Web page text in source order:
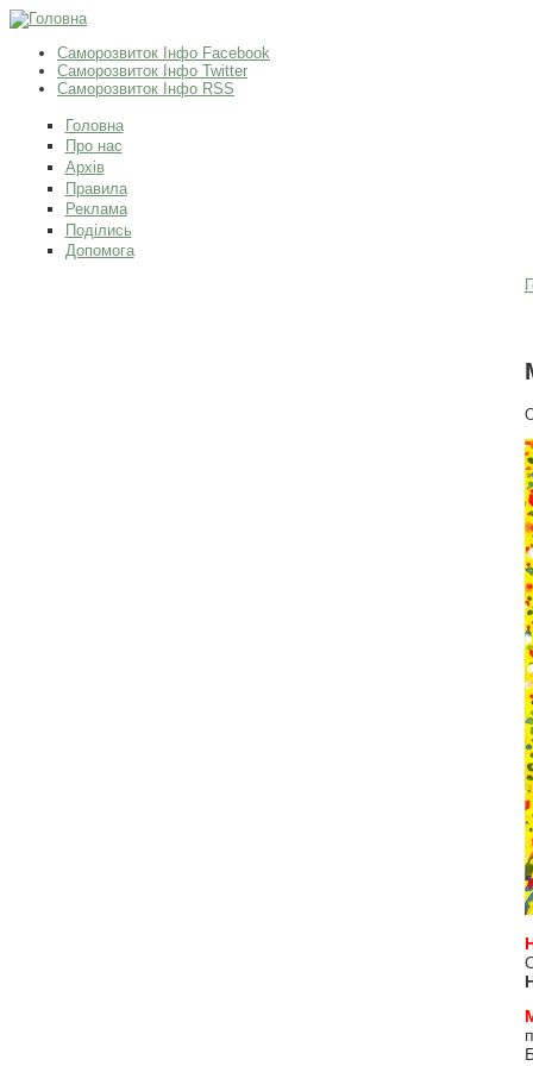
Саморозвиток Інфо Facebook
Саморозвиток Інфо Twitter
Саморозвиток Інфо RSS
Головна
Про нас
Архів
Правила
Реклама
Поділись
Допомога